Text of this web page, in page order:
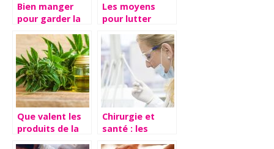
Bien manger
pour garder la
astuces
Les moyens
pour lutter
calvitie et
l’alopécie
Que valent les
produits de la
Chirurgie et
santé : les